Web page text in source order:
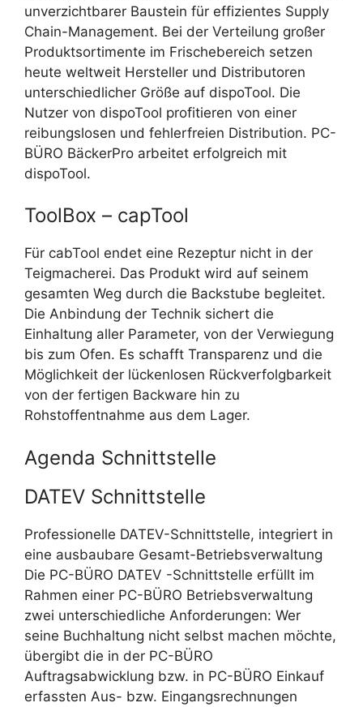
unverzichtbarer Baustein für effizientes Supply
Chain-Management. Bei der Verteilung großer
Produktsortimente im Frischebereich setzen
heute weltweit Hersteller und Distributoren
unterschiedlicher Größe auf dispoTool. Die
Nutzer von dispoTool profitieren von einer
reibungslosen und fehlerfreien Distribution. PC-
BÜRO BäckerPro arbeitet erfolgreich mit
dispoTool.
ToolBox – capTool
Für cabTool endet eine Rezeptur nicht in der
Teigmacherei. Das Produkt wird auf seinem
gesamten Weg durch die Backstube begleitet.
Die Anbindung der Technik sichert die
Einhaltung aller Parameter, von der Verwiegung
bis zum Ofen. Es schafft Transparenz und die
Möglichkeit der lückenlosen Rückverfolgbarkeit
von der fertigen Backware hin zu
Rohstoffentnahme aus dem Lager.
Agenda Schnittstelle
DATEV Schnittstelle
Professionelle DATEV-Schnittstelle, integriert in
eine ausbaubare Gesamt-Betriebsverwaltung
Die PC-BÜRO DATEV -Schnittstelle erfüllt im
Rahmen einer PC-BÜRO Betriebsverwaltung
zwei unterschiedliche Anforderungen: Wer
seine Buchhaltung nicht selbst machen möchte,
übergibt die in der PC-BÜRO
Auftragsabwicklung bzw. in PC-BÜRO Einkauf
erfassten Aus- bzw. Eingangsrechnungen